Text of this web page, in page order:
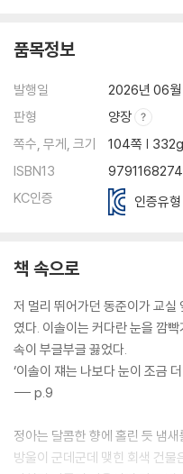
품목정보
발행일
2026년 06
판형
양장
쪽수, 무게, 크기
104쪽 |
ISBN13
KC인증
인증유
책 속으로
저 멀리 뛰어가던 동준이가 교실
였다. 이솔이는 커다란 눈을 깜
속이 부글부글 끓었다.
‘이솔이 쟤는 나보다 눈이 조금
--- p.9
정아는 달콤한 향에 홀린 듯 냄
방울이 군데군데 맺힌 회색 건물